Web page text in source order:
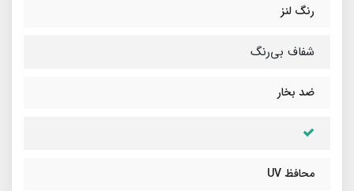
رنگ لنز
شفاف بی‌رنگ
ضد بخار
محافظ UV